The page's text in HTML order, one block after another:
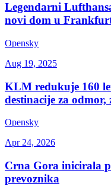
Legendarni
novi dom u
Opensky
Aug 19, 2025
KLM redukuje 160
destinacije za odmor,
Opensky
Apr 24, 2026
Crna Gora inicirala
prevoznika